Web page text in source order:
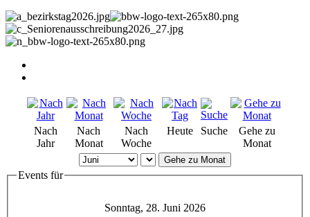
Nach
Jahr
Nach
Monat
Nach
Woche
Heute Suche
Gehe zu
Monat
Gehe zu Monat
Events für
Sonntag, 28. Juni 2026